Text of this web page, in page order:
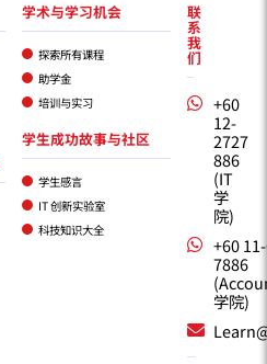
学术与学习机会
探索所有课程
助学金
培训与实习
学生成功故事与社区
学生感言
IT 创新实验室
科技知识大全
联
系
我
们
+60
12-
2727
886
(IT
学
院)
+60
7886
学院)